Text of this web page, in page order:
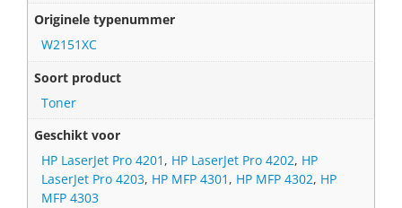
Originele typenummer
W2151XC
Soort product
Toner
Geschikt voor
HP LaserJet Pro 4201 , HP LaserJet Pro 4202, HP
LaserJet Pro 4203, HP MFP 4301 , HP MFP 4302, HP
MFP 4303